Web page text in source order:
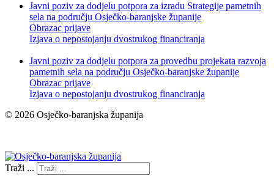
Javni poziv za dodjelu potpora za izradu Strategije pametnih
sela na području Osječko-baranjske županije
Obrazac prijave
Izjava o nepostojanju dvostrukog financiranja
Javni poziv za dodjelu potpora za provedbu projekata razvoja
pametnih sela na području Osječko-baranjske županije
Obrazac prijave
Izjava o nepostojanju dvostrukog financiranja
© 2026 Osječko-baranjska županija
Traži ...